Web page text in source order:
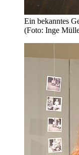
Ein bekanntes
(Foto: Inge